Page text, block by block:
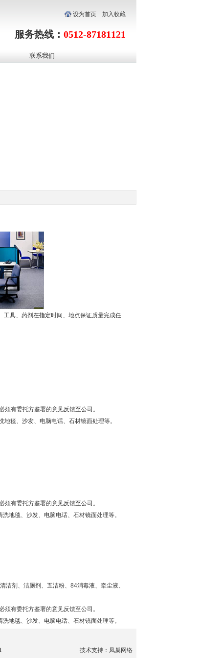
设为首页 加入收藏
服务热线： 0512-87181121
联系我们
工具、药剂在指定时间、地点保证质量完成任
有委托方鉴署的意见反馈至公司。
毯、沙发、电脑电话、石材镜面处理等。
圾。
有委托方鉴署的意见反馈至公司。
地毯、沙发、电脑电话、石材镜面处理等。
圾。
洁剂、洁厕剂、五洁粉、84消毒液、牵尘液、
有委托方鉴署的意见反馈至公司。
地毯、沙发、电脑电话、石材镜面处理等。
技术支持：凤巢网络